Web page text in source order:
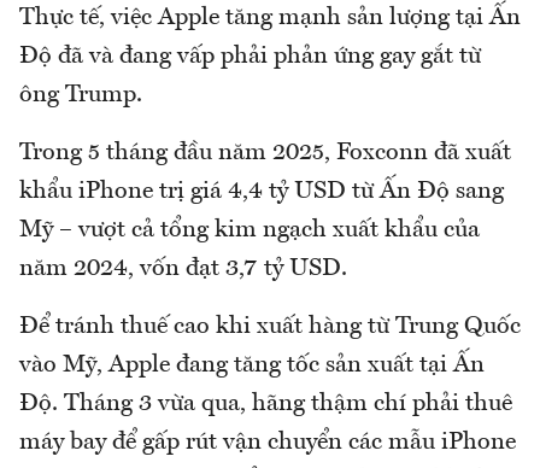
Thực tế, việc Apple tăng mạnh sản lượng tại Ấn
Độ đã và đang vấp phải phản ứng gay gắt từ
ông Trump.
Trong 5 tháng đầu năm 2025, Foxconn đã xuất
khẩu iPhone trị giá 4,4 tỷ USD từ Ấn Độ sang
Mỹ – vượt cả tổng kim ngạch xuất khẩu của
năm 2024, vốn đạt 3,7 tỷ USD.
Để tránh thuế cao khi xuất hàng từ Trung Quốc
vào Mỹ, Apple đang tăng tốc sản xuất tại Ấn
Độ. Tháng 3 vừa qua, hãng thậm chí phải thuê
máy bay để gấp rút vận chuyển các mẫu iPhone